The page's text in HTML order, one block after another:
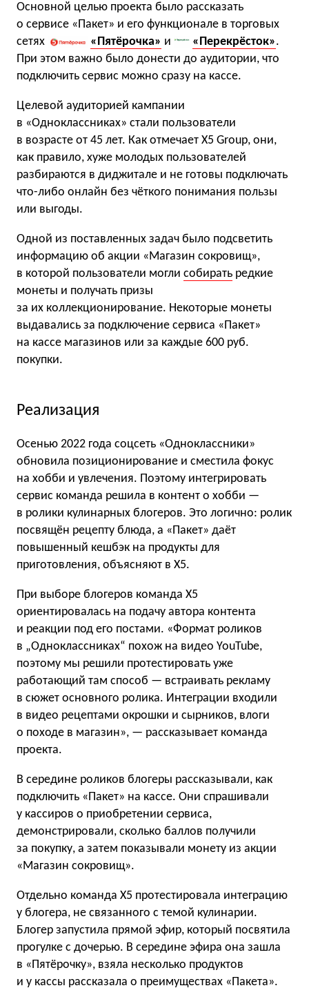
Основной целью проекта было рассказать
о сервисе «Пакет» и его функционале в торговых
сетях
«Пятёрочка» и «Перекрёсток».
При этом важно было донести до аудитории, что
подключить сервис можно сразу на кассе.
Целевой аудиторией кампании
в «Одноклассниках» стали пользователи
в возрасте от 45 лет. Как отмечает X5 Group, они,
как правило, хуже молодых пользователей
разбираются в диджитале и не готовы подключать
что-либо онлайн без чёткого понимания пользы
или выгоды.
Одной из поставленных задач было подсветить
информацию об акции «Магазин сокровищ»,
в которой пользователи могли собирать редкие
монеты и получать призы
за их коллекционирование. Некоторые монеты
выдавались за подключение сервиса «Пакет»
на кассе магазинов или за каждые 600 руб.
покупки.
Реализация
Осенью 2022 года соцсеть «Одноклассники»
обновила позиционирование и сместила фокус
на хобби и увлечения. Поэтому интегрировать
сервис команда решила в контент о хобби —
в ролики кулинарных блогеров. Это логично: ролик
посвящён рецепту блюда, а «Пакет» даёт
повышенный кешбэк на продукты для
приготовления, объясняют в X5.
При выборе блогеров команда X5
ориентировалась на подачу автора контента
и реакции под его постами. «Формат роликов
в „Одноклассниках“ похож на видео YouTube,
поэтому мы решили протестировать уже
работающий там способ — встраивать рекламу
в сюжет основного ролика. Интеграции входили
в видео рецептами окрошки и сырников, влоги
о походе в магазин», — рассказывает команда
проекта.
В середине роликов блогеры рассказывали, как
подключить «Пакет» на кассе. Они спрашивали
у кассиров о приобретении сервиса,
демонстрировали, сколько баллов получили
за покупку, а затем показывали монету из акции
«Магазин сокровищ».
Отдельно команда X5 протестировала интеграцию
у блогера, не связанного с темой кулинарии.
Блогер запустила прямой эфир, который посвятила
прогулке с дочерью. В середине эфира она зашла
в «Пятёрочку», взяла несколько продуктов
и у кассы рассказала о преимуществах «Пакета».